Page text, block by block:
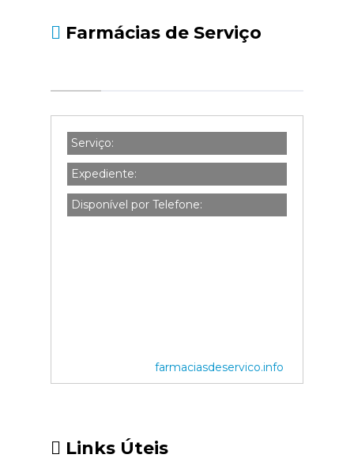
Farmácias de Serviço
Serviço:
Expediente:
Disponível por Telefone:
farmaciasdeservico.info
Links Úteis